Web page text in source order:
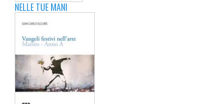
NELLE TUE MANI